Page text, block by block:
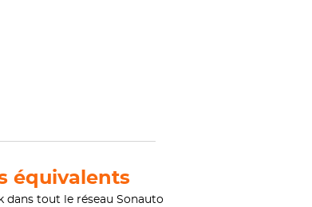
équivalents
dans tout le réseau Sonauto